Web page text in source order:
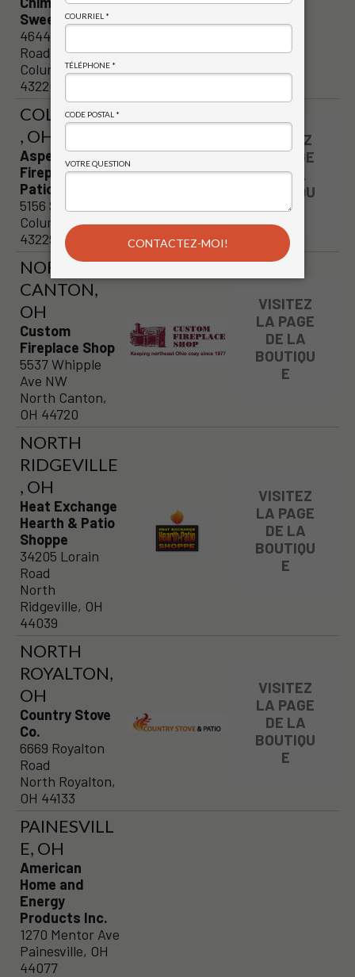
Sweeps
4644 Kenny
Road
Columbus, OH
43220
COLUMBUS
, OH
Aspen
Fireplace &
Patio
5156 Sinclair Rd.
Columbus, OH
43229
VISITEZ
LA PAGE
DE LA
BOUTIQU
E
NORTH
CANTON,
OH
Custom
Fireplace Shop
5537 Whipple
Ave NW
North Canton,
OH 44720
VISITEZ
LA PAGE
DE LA
BOUTIQU
E
NORTH
RIDGEVILLE
, OH
Heat Exchange
Hearth & Patio
Shoppe
34205 Lorain
Road
North
Ridgeville, OH
44039
VISITEZ
LA PAGE
DE LA
BOUTIQU
E
NORTH
ROYALTON,
OH
Country Stove
Co.
6669 Royalton
Road
North Royalton,
OH 44133
VISITEZ
LA PAGE
DE LA
BOUTIQU
E
PAINESVILL
E, OH
American
Home and
Energy
Products Inc.
1270 Mentor Ave
Painesville, OH
44077